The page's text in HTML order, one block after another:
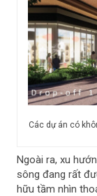
Các dự án có
Ngoài ra, xu
sông đang rất
hữu tầm nhìn